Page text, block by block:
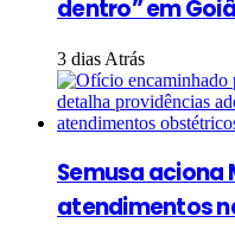
dentro” em
3 dias Atrás
Semusa aciona
atendimentos